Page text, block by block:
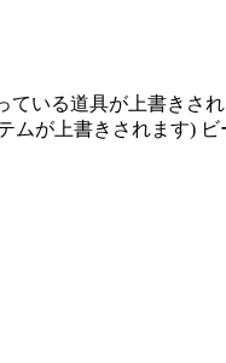
ている道具が上書きさ
ムが上書きされます)